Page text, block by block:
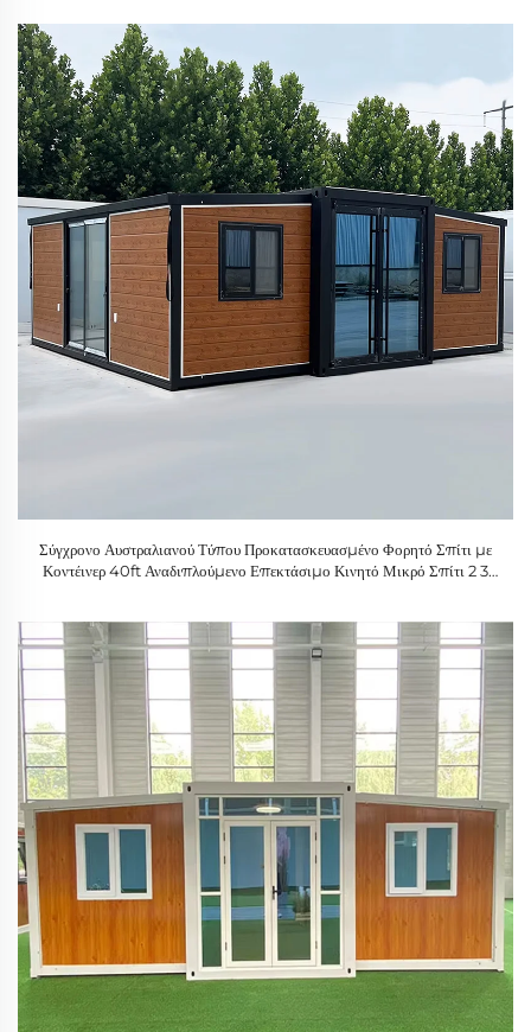
Σύγχρονο Αυστραλιανού Τύπου Προκατασκευασμένο Φορητό Σπίτι με
Κοντέινερ 40ft Αναδιπλούμενο Επεκτάσιμο Κινητό Μικρό Σπίτι 2 3